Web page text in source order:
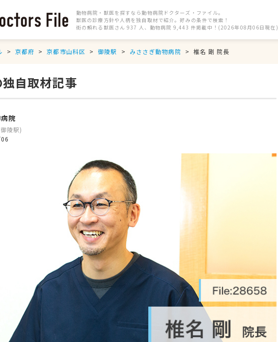
動物病院・獣医を探すなら動物病院ドクターズ・ファイル。
獣医の診療方針や人柄を独自取材で紹介。好みの条件で検索！
街の頼れる獣医さん 937 人、動物病院 9,443 件掲載中！(2026年08月06日現在)
京都府 京都市山科区 御陵駅 みささぎ動物病院 椎名 剛 院長
自取材記事
院
御陵駅)